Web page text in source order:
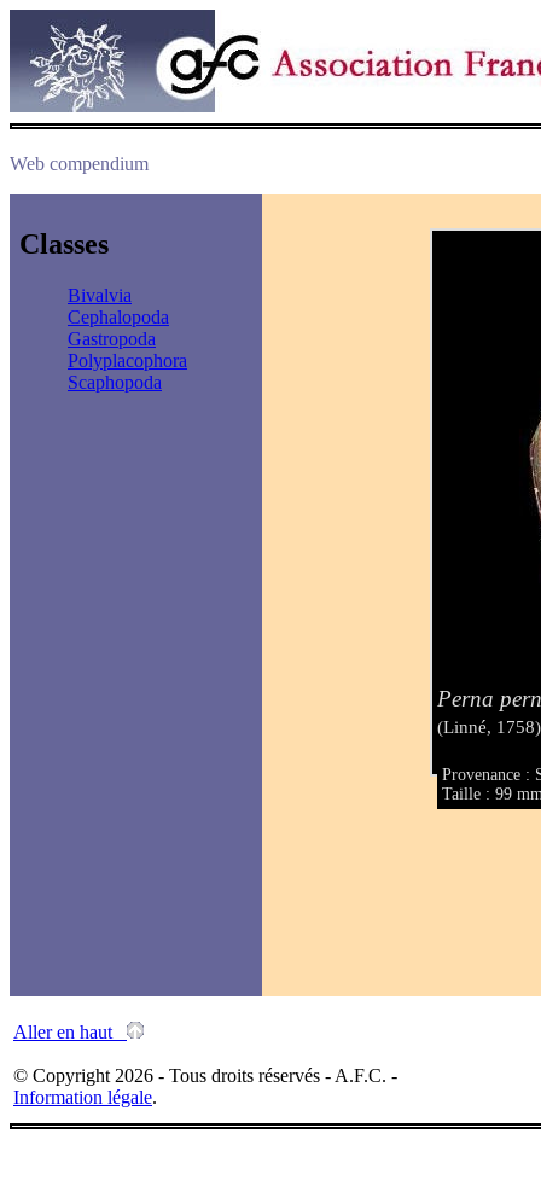
Web compendium
Classes
Bivalvia
Cephalopoda
Gastropoda
Polyplacophora
Scaphopoda
Perna
(Linné, 1758)
Provenance :
Taille : 99
Aller en haut
© Copyright 2026 - Tous droits réservés - A.F.C. -
Information légale.